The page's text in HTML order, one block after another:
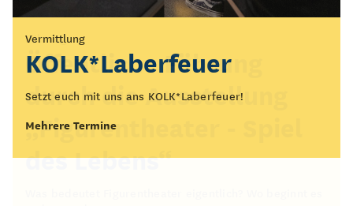
Vermittlung
KOLK*Laberfeuer
Setzt euch mit uns ans KOLK*Laberfeuer!
Mehrere Termine
Führung
Öffentliche Führung
durch die Ausstellung
„Figurentheater - Spiel
des Lebens“